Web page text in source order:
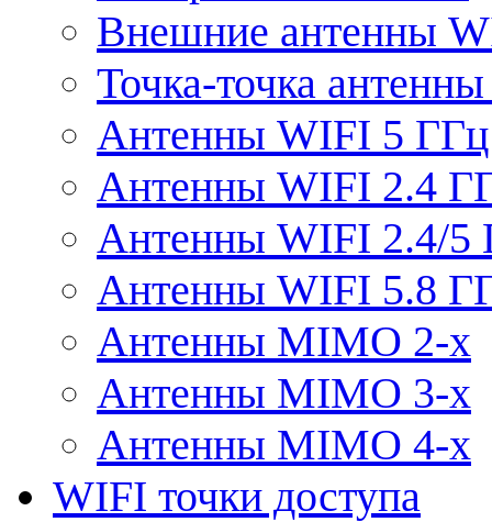
Внешние антенны
Точка-точка
Антенны WIFI 5 ГГц
Антенны WIFI 2.4
Антенны WIFI 2.4/5
Антенны WIFI 5.8
Антенны MIMO 2-x
Антенны MIMO 3-x
Антенны MIMO 4-x
WIFI точки доступа